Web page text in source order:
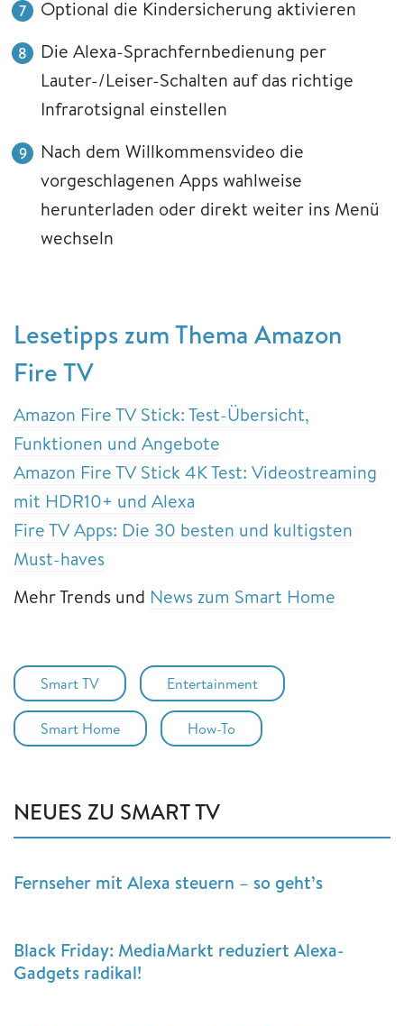
Optional die Kindersicherung aktivieren
Die Alexa-Sprachfernbedienung per
Lauter-/Leiser-Schalten auf das richtige
Infrarotsignal einstellen
Nach dem Willkommensvideo die
vorgeschlagenen Apps wahlweise
herunterladen oder direkt weiter ins Menü
wechseln
Lesetipps zum Thema Amazon
Fire TV
Amazon Fire TV Stick: Test-Übersicht,
Funktionen und Angebote
Amazon Fire TV Stick 4K Test: Videostreaming
mit HDR10+ und Alexa
Fire TV Apps: Die 30 besten und kultigsten
Must-haves
Mehr Trends und News zum Smart Home
Smart TV Entertainment
Smart Home How-To
NEUES ZU SMART TV
Fernseher mit Alexa steuern – so geht’s
Black Friday: MediaMarkt reduziert Alexa-
Gadgets radikal!